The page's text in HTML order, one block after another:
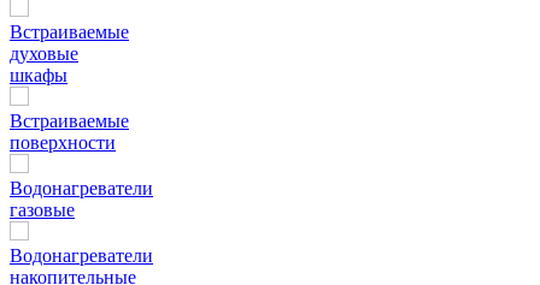
Встраиваемые
духовые
шкафы
Встраиваемые
поверхности
Водонагреватели
газовые
Водонагреватели
накопительные